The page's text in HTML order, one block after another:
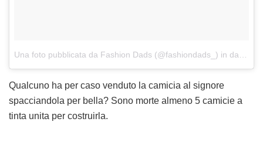
Una foto pubblicata da Fashion Dads (@fashiondads_) in data:
Qualcuno ha per caso venduto la camicia al signore
spacciandola per bella? Sono morte almeno 5 camicie a
tinta unita per costruirla.